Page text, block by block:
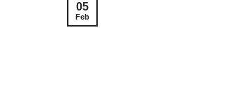
05
Feb